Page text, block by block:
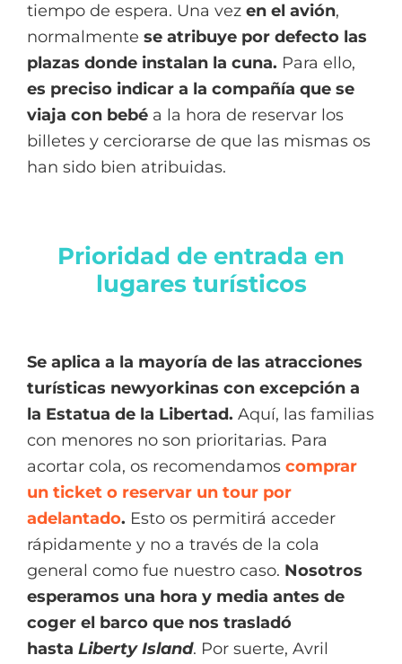
tiempo de espera. Una vez en el avión,
normalmente se atribuye por defecto las
plazas donde instalan la cuna. Para ello,
es preciso indicar a la compañía que se
viaja con bebé a la hora de reservar los
billetes y cerciorarse de que las mismas os
han sido bien atribuidas.
Prioridad de entrada en
lugares turísticos
Se aplica a la mayoría de las atracciones
turísticas newyorkinas con excepción a
la Estatua de la Libertad. Aquí, las familias
con menores no son prioritarias. Para
acortar cola, os recomendamos comprar
un ticket o reservar un tour por
adelantado. Esto os permitirá acceder
rápidamente y no a través de la cola
general como fue nuestro caso. Nosotros
esperamos una hora y media antes de
coger el barco que nos trasladó
hasta Liberty Island. Por suerte, Avril